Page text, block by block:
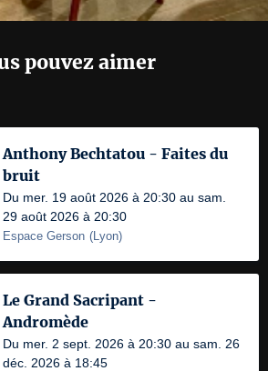
pouvez aimer
Anthony Bechtatou - Faites du
bruit
Du mer. 19 août 2026 à 20:30 au sam.
29 août 2026 à 20:30
Espace Gerson (Lyon)
Le Grand Sacripant -
Andromède
Du mer. 2 sept. 2026 à 20:30 au sam. 26
déc. 2026 à 18:45